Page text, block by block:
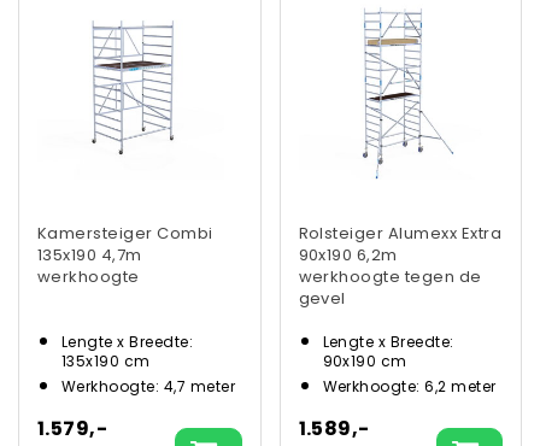
Kamersteiger Combi
135x190 4,7m
werkhoogte
Lengte x Breedte:
135x190 cm
Werkhoogte: 4,7 meter
1.579,-
Rolsteiger Alumexx Extra
90x190 6,2m
werkhoogte tegen de
gevel
Lengte x Breedte:
90x190 cm
Werkhoogte: 6,2 meter
1.589,-